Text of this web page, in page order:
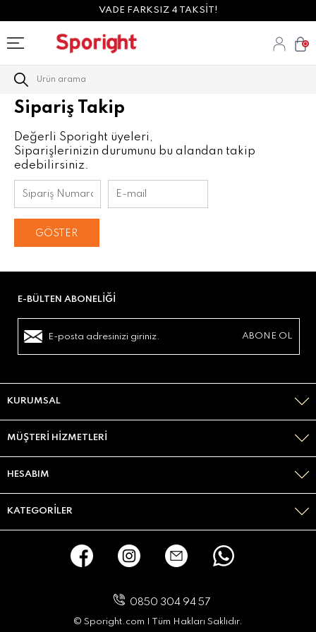
VADE FARKSIZ 4 TAKSİT!
0
Sipariş Takip
Değerli Sporight üyeleri,
Siparişlerinizin durumunu bu alandan takip
edebilirsiniz.
GÖSTER
E-BÜLTEN ABONELIĞI
KURUMSAL
MÜŞTERI HIZMETLERI
HESABIM
KATEGORILER
0850 304 94 57
© Sporight.com I Tüm Hakları Saklıdır.